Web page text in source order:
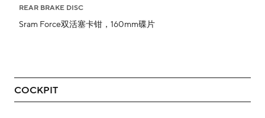
REAR BRAKE DISC
Sram Force双活塞卡钳，160mm碟片
COCKPIT